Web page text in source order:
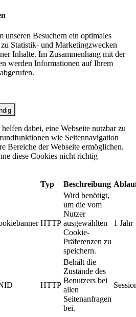
unseren Besuchern ein optimales
Statistik- und Marketingzwecken
Inhalte. Im Zusammenhang mit der
werden Informationen auf Ihrem
dabei, eine Webseite nutzbar zu
wie Seitennavigation
Bereiche der Webseite ermöglichen.
diese Cookies nicht richtig
Typ Beschreibung
HTTP
Wird benötigt,
um die vom
Nutzer
ausgewählten
Cookie-
Präferenzen zu
speichern.
1 Jahr
HTTP
Behält die
Zustände des
Benutzers bei
allen
Seitenanfragen
bei.